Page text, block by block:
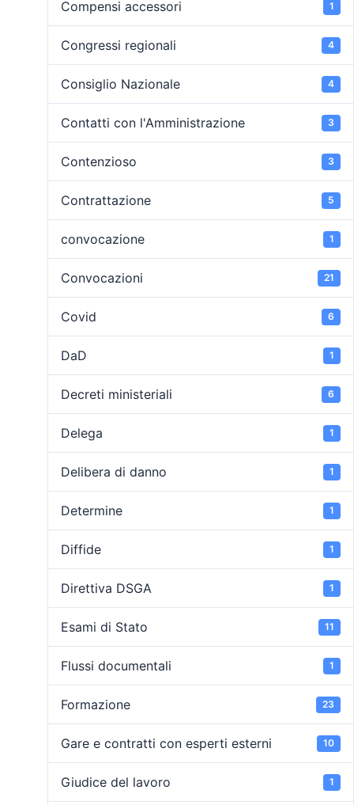
Compensi accessori 1
Congressi regionali 4
Consiglio Nazionale 4
Contatti con l'Amministrazione 3
Contenzioso 3
Contrattazione 5
convocazione 1
Convocazioni 21
Covid 6
DaD 1
Decreti ministeriali 6
Delega 1
Delibera di danno 1
Determine 1
Diffide 1
Direttiva DSGA 1
Esami di Stato 11
Flussi documentali 1
Formazione 23
Gare e contratti con esperti esterni 10
Giudice del lavoro 1